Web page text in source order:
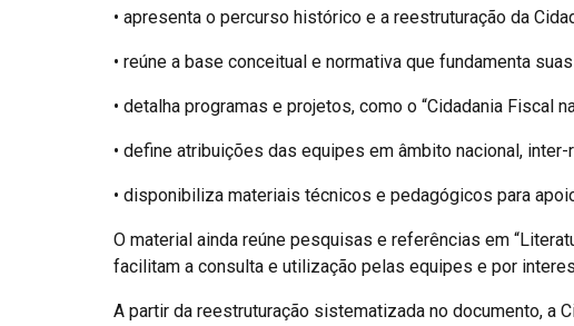
• apresenta o percurso histórico e a reestruturação da
• reúne a base conceitual e normativa que fundamenta
• detalha programas e projetos, como o “Cidadania Fiscal
• define atribuições das equipes em âmbito nacional,
• disponibiliza materiais técnicos e pedagógicos para
O material ainda reúne pesquisas e referências em
facilitam a consulta e utilização pelas equipes e por
A partir da reestruturação sistematizada no documento, a